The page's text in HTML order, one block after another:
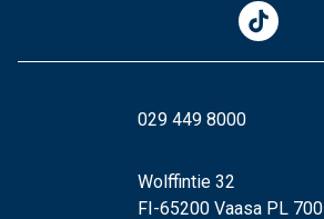
029 449 8000
Wolffintie 32
FI-65200 Vaasa PL 700